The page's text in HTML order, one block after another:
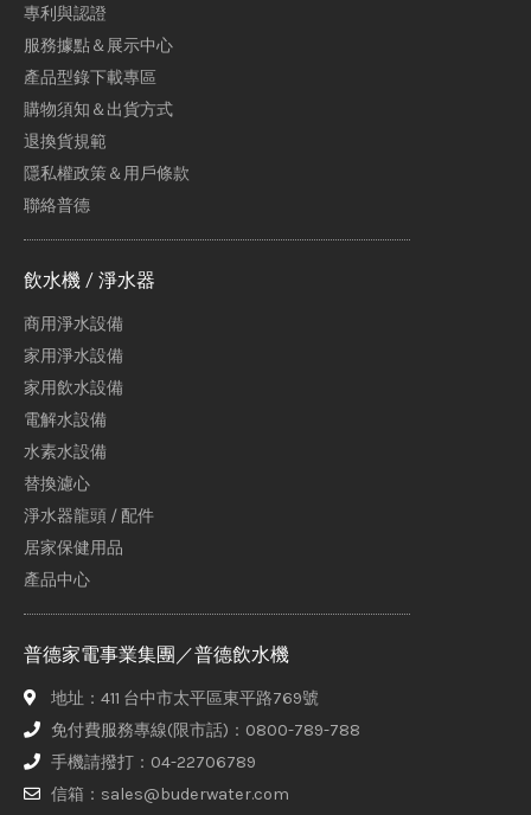
專利與認證
服務據點＆展示中心
產品型錄下載專區
購物須知＆出貨方式
退換貨規範
隱私權政策＆用戶條款
聯絡普德
飲水機 / 淨水器
商用淨水設備
家用淨水設備
家用飲水設備
電解水設備
水素水設備
替換濾心
淨水器龍頭 / 配件
居家保健用品
產品中心
普德家電事業集團／普德飲水機
地址：411 台中市太平區東平路769號
免付費服務專線(限市話)：0800-789-788
手機請撥打：04-22706789
信箱：sales@buderwater.com